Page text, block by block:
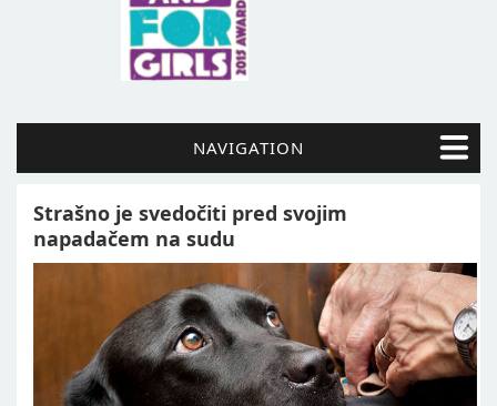
NAVIGATION
Strašno je svedočiti pred svojim
napadačem na sudu